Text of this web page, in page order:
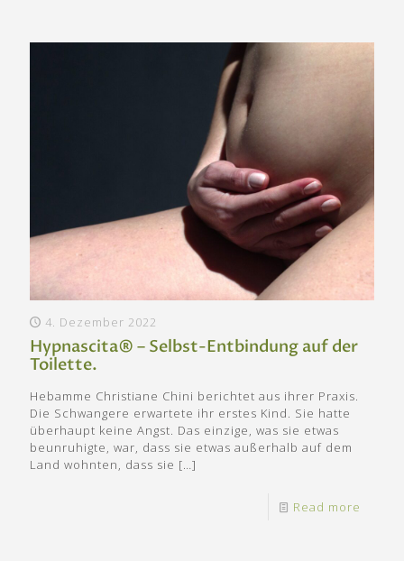
4. Dezember 2022
Hypnascita® – Selbst-Entbindung auf der
Toilette.
Hebamme Christiane Chini berichtet aus ihrer Praxis.
Die Schwangere erwartete ihr erstes Kind. Sie hatte
überhaupt keine Angst. Das einzige, was sie etwas
beunruhigte, war, dass sie etwas außerhalb auf dem
Land wohnten, dass sie […]
Read more